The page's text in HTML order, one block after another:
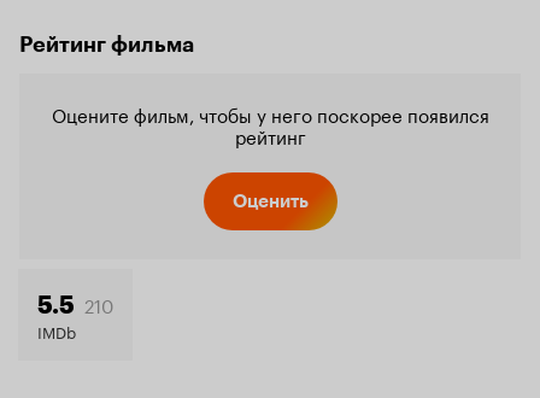
Рейтинг фильма
Оцените фильм, чтобы у него поскорее появился
рейтинг
Оценить
5.5 210
IMDb